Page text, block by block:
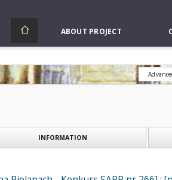
ABOUT PROJECT
INFORMATION